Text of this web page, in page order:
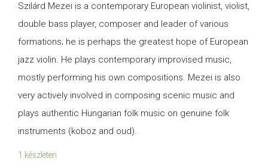
Szilárd Mezei is a contemporary European violinist, violist,
double bass player, composer and leader of various
formations; he is perhaps the greatest hope of European
jazz violin. He plays contemporary improvised music,
mostly performing his own compositions. Mezei is also
very actively involved in composing scenic music and
plays authentic Hungarian folk music on genuine folk
instruments (koboz and oud).
1 készleten